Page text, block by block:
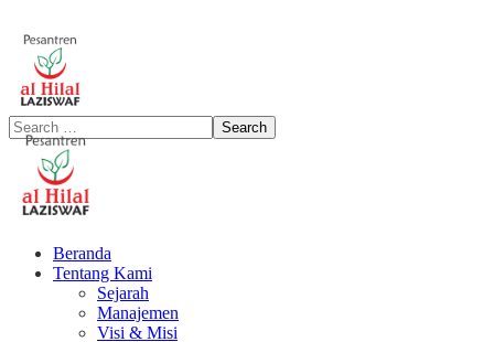
Beranda
Tentang Kami
Sejarah
Manajemen
Visi & Misi